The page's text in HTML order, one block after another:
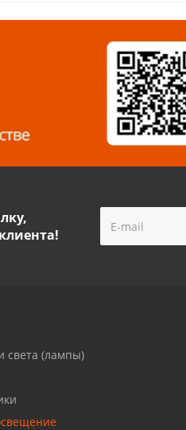
света (лампы)